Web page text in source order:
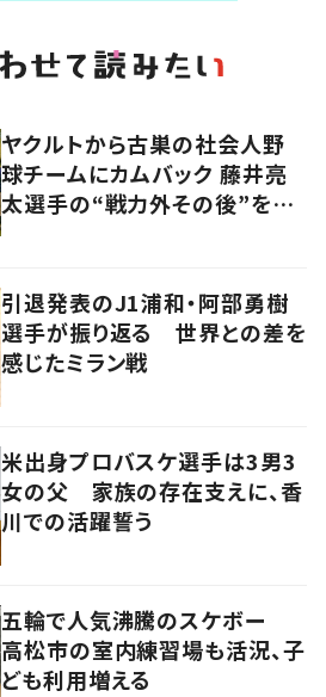
ヤクルトから古巣の社会人野
球チームにカムバック 藤井亮
太選手の“戦力外その後”を追
引退発表のJ1浦和・阿部勇樹
選手が振り返る 世界との差を
感じたミラン戦
米出身プロバスケ選手は3男3
女の父 家族の存在支えに、香
川での活躍誓う
五輪で人気沸騰のスケボー
高松市の室内練習場も活況、子
ども利用増える